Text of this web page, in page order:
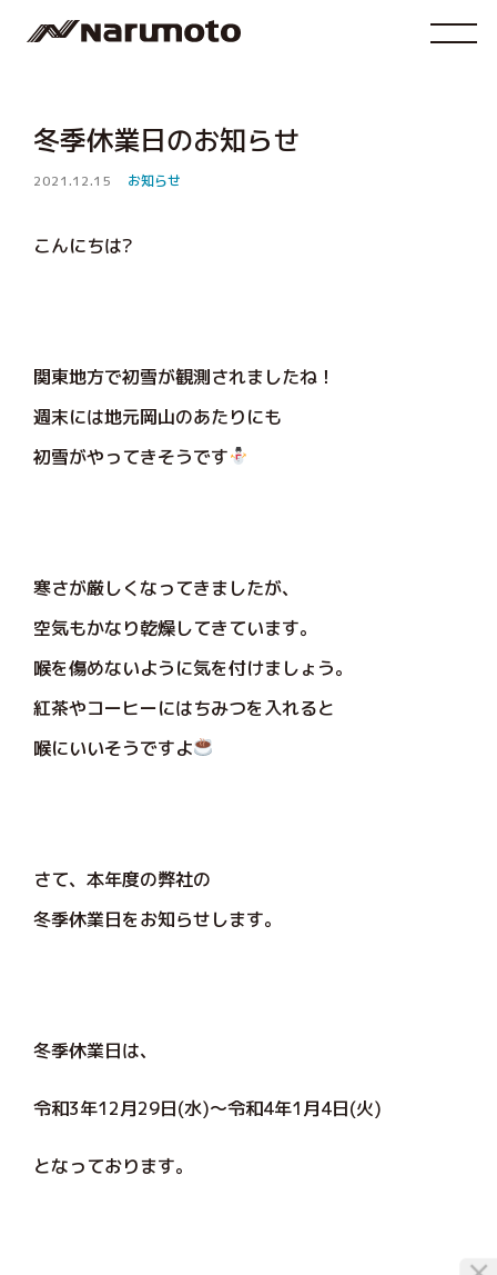
冬季休業日のお知らせ
2021.12.15 お知らせ
こんにちは?
関東地方で初雪が観測されましたね！
週末には地元岡山のあたりにも
初雪がやってきそうです
寒さが厳しくなってきましたが、
空気もかなり乾燥してきています。
喉を傷めないように気を付けましょう。
紅茶やコーヒーにはちみつを入れると
喉にいいそうですよ
さて、本年度の弊社の
冬季休業日をお知らせします。
冬季休業日は、
令和3年12月29日(水)～令和4年1月4日(火)
となっております。